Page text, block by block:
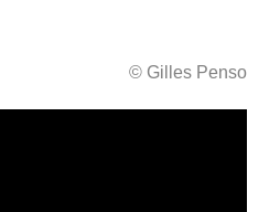
© Gilles Penso